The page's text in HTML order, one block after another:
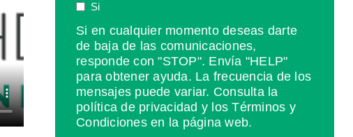
Si
Si en cualquier momento deseas darte
de baja de las comunicaciones,
responde con "STOP". Envía "HELP"
para obtener ayuda. La frecuencia de los
mensajes puede variar. Consulta la
política de privacidad y los Términos y
Condiciones en la página web.